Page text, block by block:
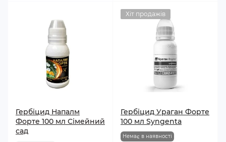
Гербіцид Напалм
Форте 100 мл Сімейний
сад
Хіт продажів
Гербіцид Ураган Форте
100 мл Syngenta
Немає в наявності